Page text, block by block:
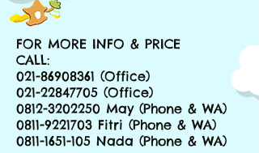
FOR MORE INFO & PRICE
CALL:
021-86908361 (Office)
021-22847705 (Office)
0812-3202250 May (Phone & WA)
0811-9221703 Fitri (Phone & WA)
0811-1651-105 Nada (Phone & WA)